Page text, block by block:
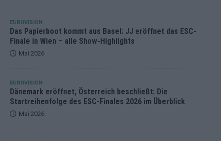
EUROVISION
Das Papierboot kommt aus Basel: JJ eröffnet das ESC-
Finale in Wien – alle Show-Highlights
Mai 2026
EUROVISION
Dänemark eröffnet, Österreich beschließt: Die
Startreihenfolge des ESC-Finales 2026 im Überblick
Mai 2026